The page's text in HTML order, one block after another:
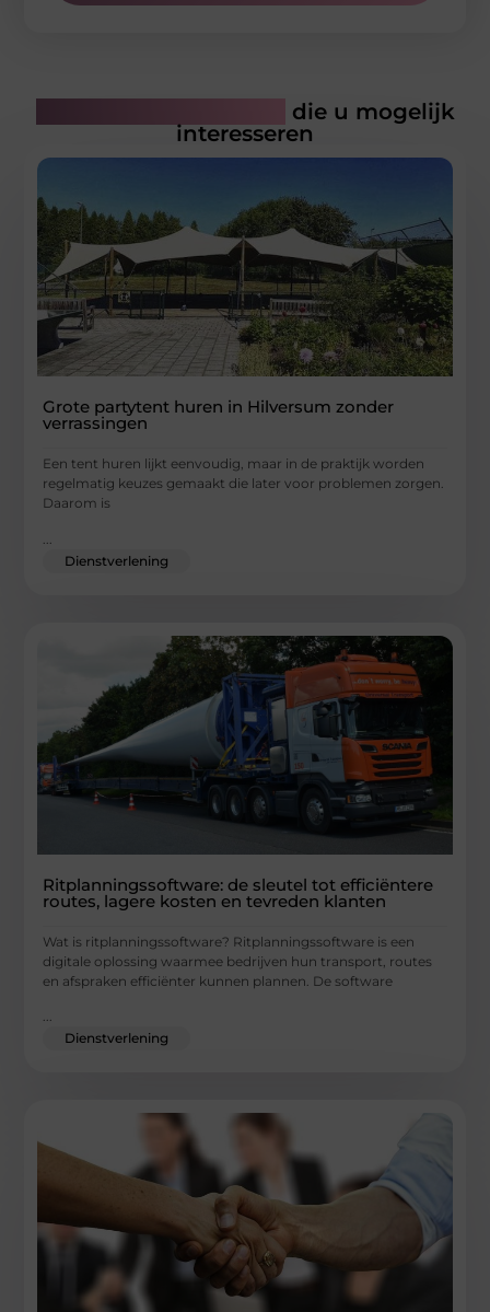
die u mogelijk
interesseren
Grote partytent huren in Hilversum zonder
verrassingen
Een tent huren lijkt eenvoudig, maar in de praktijk worden
regelmatig keuzes gemaakt die later voor problemen zorgen.
Daarom is
Dienstverlening
Ritplanningssoftware: de sleutel tot efficiëntere
routes, lagere kosten en tevreden klanten
Wat is ritplanningssoftware? Ritplanningssoftware is een
digitale oplossing waarmee bedrijven hun transport, routes
en afspraken efficiënter kunnen plannen. De software
...
Dienstverlening